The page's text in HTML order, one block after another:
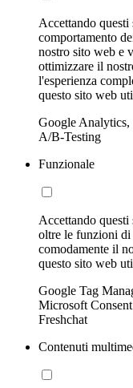
Accettando
comportamento
nostro sito web e
ottimizzare il
l'esperienza
questo sito web
Google Analytics,
A/B-Testing
Funzionale
Accettando
oltre le funzioni di
comodamente il
questo sito web
Google Tag
Microsoft
Freshchat
Contenuti